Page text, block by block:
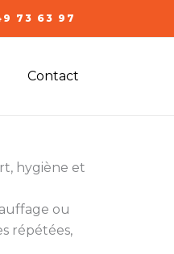
73 63 97
Contact
hygiène et
ou
répétées,